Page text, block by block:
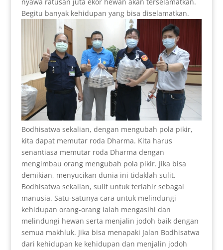
Begitu banyak kehidupan yang bisa diselamatkan.
Bodhisatwa sekalian, dengan mengubah pola pikir,
kita dapat memutar roda Dharma. Kita harus
senantiasa memutar roda Dharma dengan
mengimbau orang mengubah pola pikir. Jika bisa
demikian, menyucikan dunia ini tidaklah sulit.
Bodhisatwa sekalian, sulit untuk terlahir sebagai
manusia. Satu-satunya cara untuk melindungi
kehidupan orang-orang ialah mengasihi dan
melindungi hewan serta menjalin jodoh baik dengan
semua makhluk. Jika bisa menapaki Jalan Bodhisatwa
dari kehidupan ke kehidupan dan menjalin jodoh